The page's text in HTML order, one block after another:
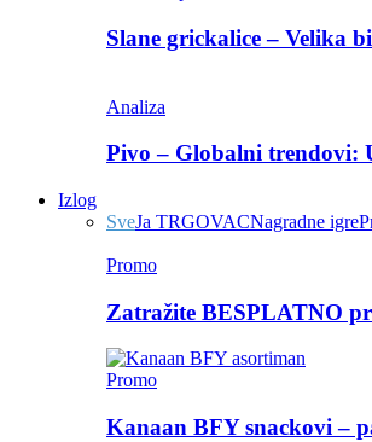
Slane grickalice – Velika
Analiza
Pivo – Globalni trendovi:
Izlog
SveJa TRGOVACNagradne igre
Promo
Zatražite BESPLATNO
Promo
Kanaan BFY snackovi –